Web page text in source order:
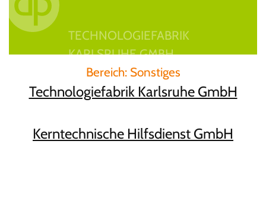
TECHNOLOGIEFABRIK
KARLSRUHE GMBH
Bereich: Sonstiges
Technologiefabrik Karlsruhe GmbH
Kerntechnische Hilfsdienst GmbH